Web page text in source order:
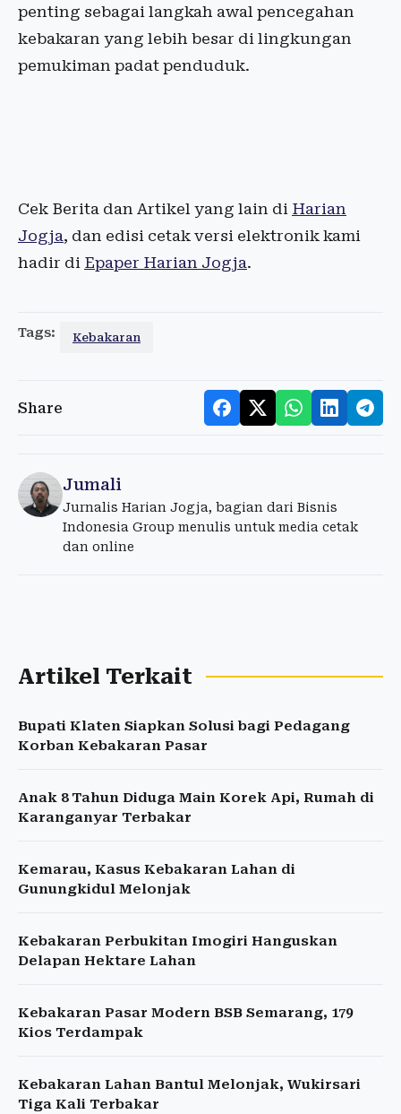
penting sebagai langkah awal pencegahan
kebakaran yang lebih besar di lingkungan
pemukiman padat penduduk.
Cek Berita dan Artikel yang lain di Harian
Jogja, dan edisi cetak versi elektronik kami
hadir di Epaper Harian Jogja.
Tags: Kebakaran
Share
Jumali
Jurnalis Harian Jogja, bagian dari Bisnis
Indonesia Group menulis untuk media cetak
dan online
Artikel Terkait
Bupati Klaten Siapkan Solusi bagi Pedagang
Korban Kebakaran Pasar
Anak 8 Tahun Diduga Main Korek Api, Rumah di
Karanganyar Terbakar
Kemarau, Kasus Kebakaran Lahan di
Gunungkidul Melonjak
Kebakaran Perbukitan Imogiri Hanguskan
Delapan Hektare Lahan
Kebakaran Pasar Modern BSB Semarang, 179
Kios Terdampak
Kebakaran Lahan Bantul Melonjak, Wukirsari
Tiga Kali Terbakar